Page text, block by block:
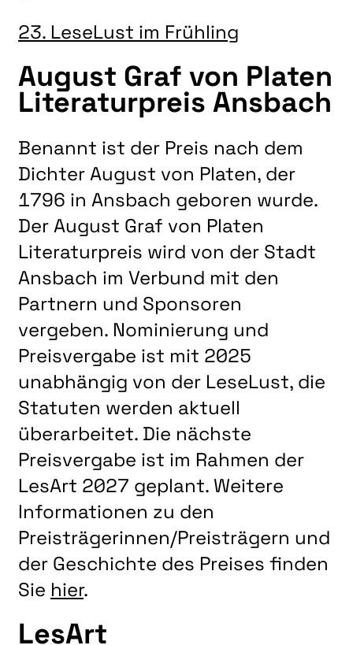
23. LeseLust im Frühling
August Graf von Platen
Literaturpreis Ansbach
Benannt ist der Preis nach dem
Dichter August von Platen, der
1796 in Ansbach geboren wurde.
Der August Graf von Platen
Literaturpreis wird von der Stadt
Ansbach im Verbund mit den
Partnern und Sponsoren
vergeben. Nominierung und
Preisvergabe ist mit 2025
unabhängig von der LeseLust, die
Statuten werden aktuell
überarbeitet. Die nächste
Preisvergabe ist im Rahmen der
LesArt 2027 geplant. Weitere
Informationen zu den
Preisträgerinnen/Preisträgern und
der Geschichte des Preises finden
Sie hier.
LesArt